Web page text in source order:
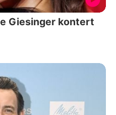
Giesinger kontert